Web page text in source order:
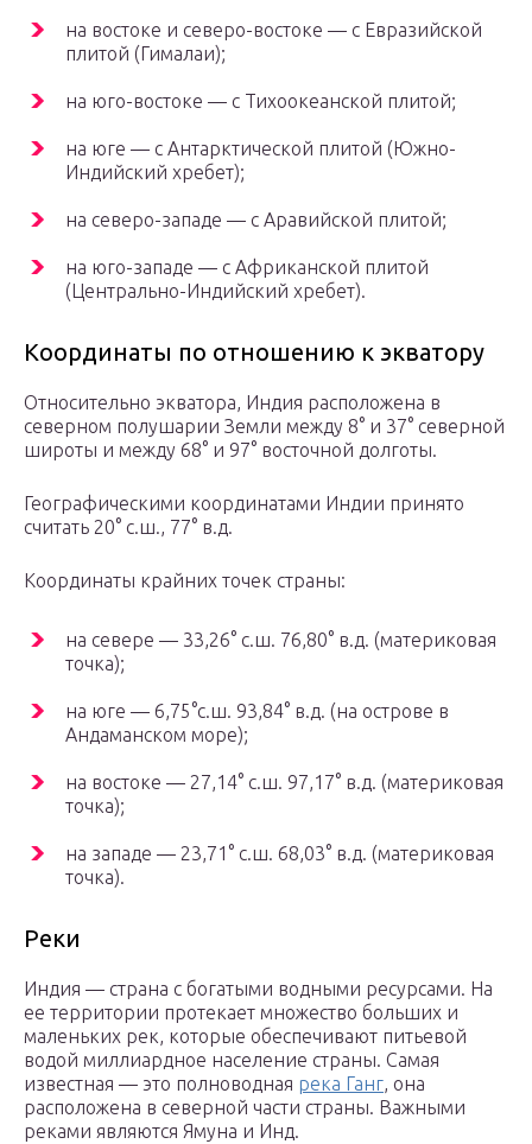
на востоке и северо-востоке — с Евразийской
плитой (Гималаи);
на юго-востоке — с Тихоокеанской плитой;
на юге — с Антарктической плитой (Южно-
Индийский хребет);
на северо-западе — с Аравийской плитой;
на юго-западе — с Африканской плитой
(Центрально-Индийский хребет).
Координаты по отношению к экватору
Относительно экватора, Индия расположена в
северном полушарии Земли между 8° и 37° северной
широты и между 68° и 97° восточной долготы.
Географическими координатами Индии принято
считать 20° с.ш., 77° в.д.
Координаты крайних точек страны:
на севере — 33,26° с.ш. 76,80° в.д. (материковая
точка);
на юге — 6,75°с.ш. 93,84° в.д. (на острове в
Андаманском море);
на востоке — 27,14° с.ш. 97,17° в.д. (материковая
точка);
на западе — 23,71° с.ш. 68,03° в.д. (материковая
точка).
Реки
Индия — страна с богатыми водными ресурсами. На
ее территории протекает множество больших и
маленьких рек, которые обеспечивают питьевой
водой миллиардное население страны. Самая
известная — это полноводная река Ганг, она
расположена в северной части страны. Важными
реками являются Ямуна и Инд.